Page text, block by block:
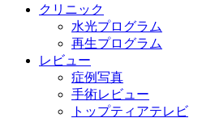
クリニック
水光プログラム
再生プログラム
レビュー
症例写真
手術レビュー
トップティアテレビ